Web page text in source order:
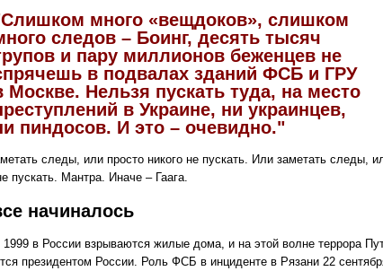
много «вещдоков», слишком
следов – Боинг, десять тысяч
и пару миллионов беженцев не
в подвалах зданий ФСБ и ГРУ
Москве. Нельзя пускать туда, на место
в Украине, ни украинцев,
пиндосов. И это – очевидно."
следы, или просто никого не пускать. Или заметать следы,
пускать. Мантра. Иначе – Гаага.
начиналось
в России взрываются жилые дома, и на этой волне террора
президентом России. Роль ФСБ в инциденте в Рязани 22